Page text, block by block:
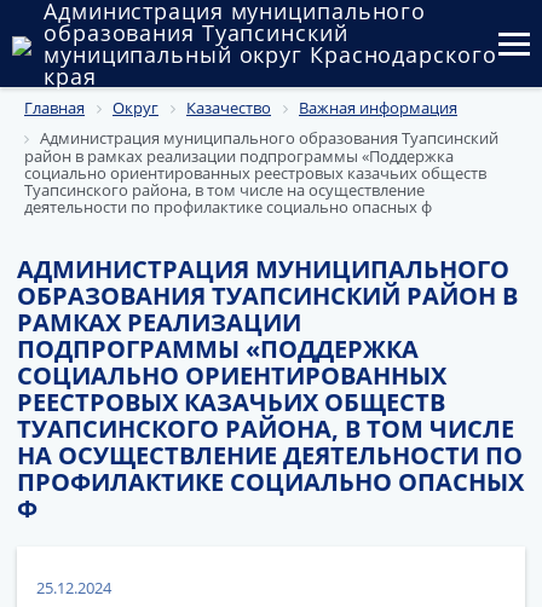
Администрация муниципального
образования Туапсинский
муниципальный округ Краснодарского
края
Округ
Администрация
Муниципальные закупки
Государственный и муниципальный контроль
Муниципальное имущество
Публичные слушания и общественные обсуждения
Документы
Главная Округ Казачество
Важная информация
Администрация муниципального образования Туапсинский
район в рамках реализации подпрограммы «Поддержка
социально ориентированных реестровых казачьих обществ
Туапсинского района, в том числе на осуществление
деятельности по профилактике социально опасных ф
АДМИНИСТРАЦИЯ МУНИЦИПАЛЬНОГО
ОБРАЗОВАНИЯ ТУАПСИНСКИЙ РАЙОН В
РАМКАХ РЕАЛИЗАЦИИ
ПОДПРОГРАММЫ «ПОДДЕРЖКА
СОЦИАЛЬНО ОРИЕНТИРОВАННЫХ
РЕЕСТРОВЫХ КАЗАЧЬИХ ОБЩЕСТВ
ТУАПСИНСКОГО РАЙОНА, В ТОМ ЧИСЛЕ
НА ОСУЩЕСТВЛЕНИЕ ДЕЯТЕЛЬНОСТИ ПО
ПРОФИЛАКТИКЕ СОЦИАЛЬНО ОПАСНЫХ
Ф
25.12.2024